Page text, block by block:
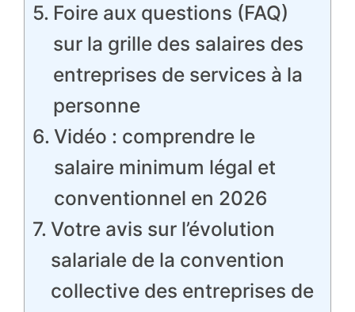
Foire aux questions (FAQ)
sur la grille des salaires des
entreprises de services à la
personne
Vidéo : comprendre le
salaire minimum légal et
conventionnel en 2026
Votre avis sur l’évolution
salariale de la convention
collective des entreprises de